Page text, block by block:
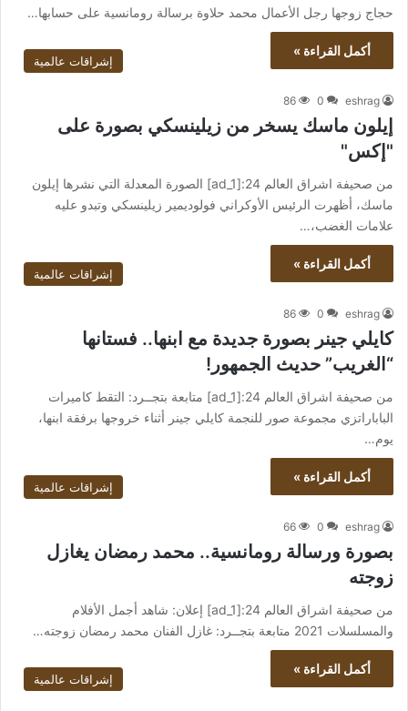
حجاج زوجها رجل الأعمال محمد حلاوة برسالة رومانسية على حسابها…
أكمل القراءة »
إشراقات عالمية
eshrag
0
86
إيلون ماسك يسخر من زيلينسكي بصورة على
"إكس"
من صحيفة اشراق العالم 24:[ad_1] الصورة المعدلة التي نشرها إيلون
ماسك، أظهرت الرئيس الأوكراني فولوديمير زيلينسكي وتبدو عليه
علامات الغضب،…
أكمل القراءة »
إشراقات عالمية
eshrag
0
86
كايلي جينر بصورة جديدة مع ابنها.. فستانها
“الغريب” حديث الجمهور!
من صحيفة اشراق العالم 24:[ad_1] متابعة بتجــرد: التقط كاميرات
الباباراتزي مجموعة صور للنجمة كايلي جينر أثناء خروجها برفقة ابنها،
يوم…
أكمل القراءة »
إشراقات عالمية
eshrag
0
66
بصورة ورسالة رومانسية.. محمد رمضان يغازل
زوجته
من صحيفة اشراق العالم 24:[ad_1] إعلان: شاهد أجمل الأفلام
والمسلسلات 2021 متابعة بتجــرد: غازل الفنان محمد رمضان زوجته…
أكمل القراءة »
إشراقات عالمية